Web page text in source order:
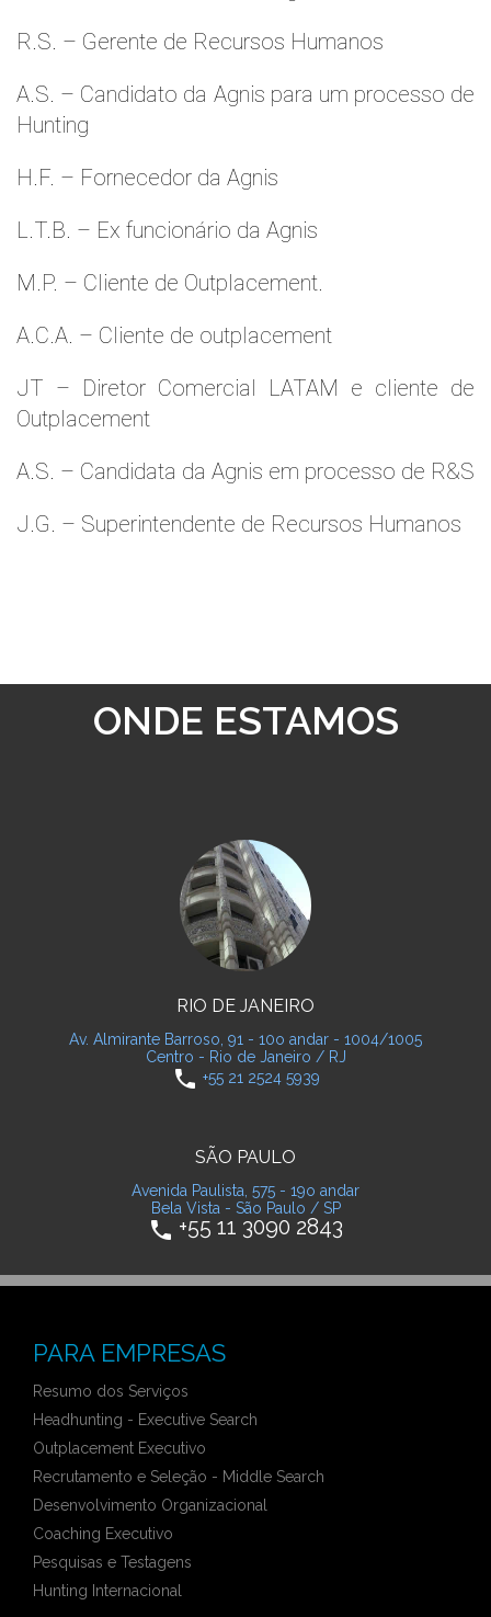
R.S. – Gerente de Recursos Humanos
A.S. – Candidato da Agnis para um processo de
Hunting
H.F. – Fornecedor da Agnis
L.T.B. – Ex funcionário da Agnis
M.P. – Cliente de Outplacement.
A.C.A. – Cliente de outplacement
JT – Diretor Comercial LATAM e cliente de
Outplacement
A.S. – Candidata da Agnis em processo de R&S
J.G. – Superintendente de Recursos Humanos
ONDE ESTAMOS
RIO DE JANEIRO
Av. Almirante Barroso, 91 - 10o andar - 1004/1005
Centro - Rio de Janeiro / RJ
phone +55 21 2524 5939
SÃO PAULO
Avenida Paulista, 575 - 19o andar
Bela Vista - São Paulo / SP
phone +55 11 3090 2843
PARA EMPRESAS
Resumo dos Serviços
Headhunting - Executive Search
Outplacement Executivo
Recrutamento e Seleção - Middle Search
Desenvolvimento Organizacional
Coaching Executivo
Pesquisas e Testagens
Hunting Internacional